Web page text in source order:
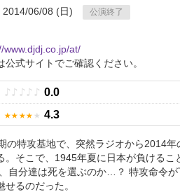
06/08 (日)
公演終了
www.djdj.co.jp/at/
式サイトでご確認ください。
♪ ♪ ♪ ♪ ♪ 0.0
★ ★ ★ ★ ★ 4.3
の特攻基地で、突然ラジオから2014年
。そこで、1945年夏に日本が負けるこ
自分達は死を選ぶのか…？ 特攻命令
るのだった。